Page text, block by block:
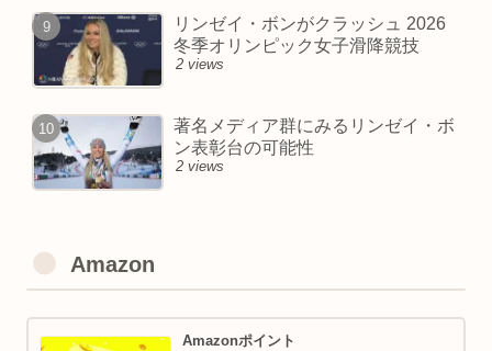
リンゼイ・ボンがクラッシュ 2026
冬季オリンピック女子滑降競技
2 views
著名メディア群にみるリンゼイ・ボ
ン表彰台の可能性
2 views
Amazon
Amazonポイント